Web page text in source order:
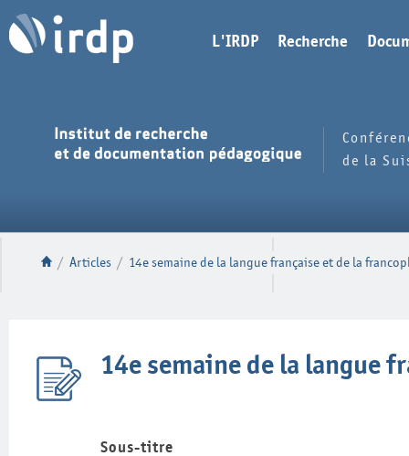
L'IRDP Recherche
de la
/ Articles / 14e semaine de la langue française et de la
14e semaine de la langue
Sous-titre